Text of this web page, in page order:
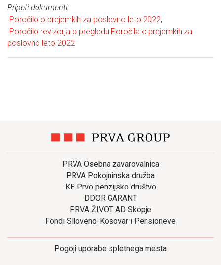
Pripeti dokumenti:
Poročilo o prejemkih za poslovno leto 2022,
Poročilo revizorja o pregledu Poročila o prejemkih za
poslovno leto 2022
PRVA Osebna zavarovalnica
PRVA Pokojninska družba
KB Prvo penzijsko društvo
DDOR GARANT
PRVA ŽIVOT AD Skopje
Fondi Slloveno-Kosovar i Pensioneve
Pogoji uporabe spletnega mesta